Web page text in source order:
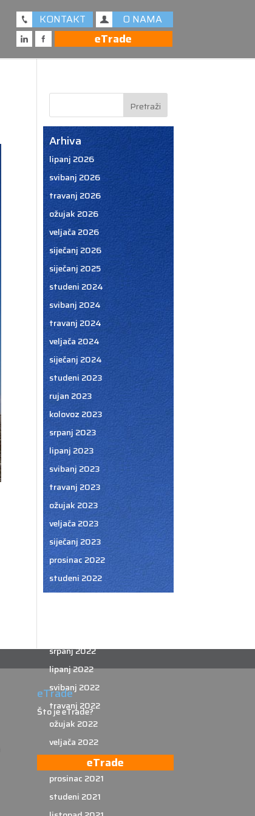
KONTAKT O NAMA
eTrade
Arhiva
lipanj 2026
svibanj 2026
travanj 2026
ožujak 2026
veljača 2026
siječanj 2026
siječanj 2025
studeni 2024
svibanj 2024
travanj 2024
veljača 2024
siječanj 2024
studeni 2023
rujan 2023
kolovoz 2023
srpanj 2023
lipanj 2023
svibanj 2023
travanj 2023
ožujak 2023
veljača 2023
siječanj 2023
prosinac 2022
studeni 2022
listopad 2022
srpanj 2022
lipanj 2022
svibanj 2022
travanj 2022
ožujak 2022
veljača 2022
siječanj 2022
prosinac 2021
studeni 2021
eTrade
Što je eTrade?
eTrade